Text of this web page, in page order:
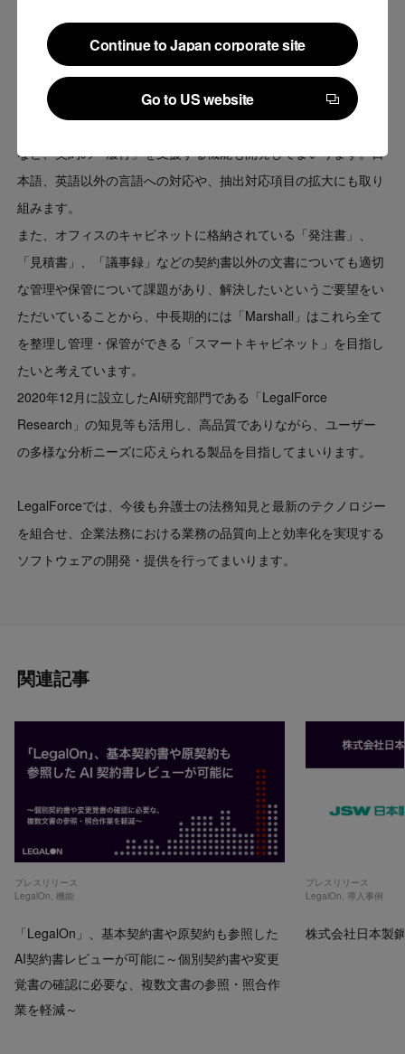
Continue to Japan corporate site
Continue to Japan corporate site
Go to US website
Go to US website
今後の展開
契約書の管理システムとして、格納済みの契約書の更新の確認
や、電子契約サービス連携先の拡充、また当社の旗艦製品である
「LegalForce」との連携によるナレッジマネジメント機能の強化
など、契約の「履行」を支援する機能も開発してまいります。日
本語、英語以外の言語への対応や、抽出対応項目の拡大にも取り
組みます。
また、オフィスのキャビネットに格納されている「発注書」、
「見積書」、「議事録」などの契約書以外の文書についても適切
な管理や保管について課題があり、解決したいというご要望をい
ただいていることから、中長期的には「Marshall」はこれら全て
を整理し管理・保管ができる「スマートキャビネット」を目指し
たいと考えています。
2020年12月に設立したAI研究部門である「LegalForce
Research」の知見等も活用し、高品質でありながら、ユーザー
の多様な分析ニーズに応えられる製品を目指してまいります。
LegalForceでは、今後も弁護士の法務知見と最新のテクノロジー
を組合せ、企業法務における業務の品質向上と効率化を実現する
ソフトウェアの開発・提供を行ってまいります。
関連記事
プレスリリース
LegalOn,機能
「LegalOn」、基本契約書や原契約も参照した
AI契約書レビューが可能に～個別契約書や変更
覚書の確認に必要な、複数文書の参照・照合作
業を軽減～
プレスリリース
LegalOn, 導入事例
株式会社日本製